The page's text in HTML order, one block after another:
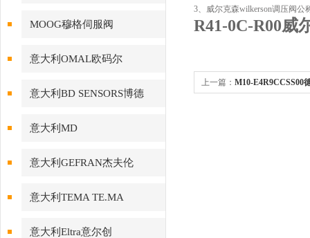
MOOG穆格伺服阀
意大利OMAL欧码尔
意大利BD SENSORS博德
意大利MD
意大利GEFRAN杰夫伦
意大利TEMA TE.MA
意大利Eltra意尔创
3、威尔克森wilkerson调压阀
R41-0C-R00威
上一篇： M10-E4R9CCSS00